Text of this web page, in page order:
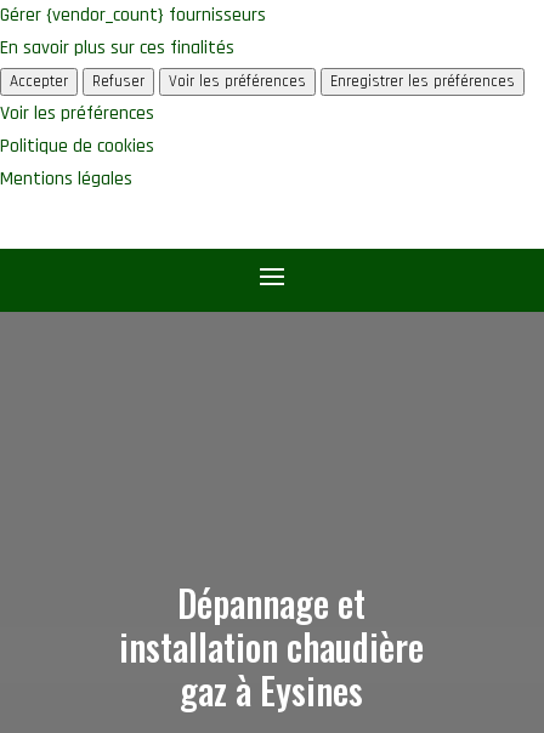
Gérer {vendor_count} fournisseurs
En savoir plus sur ces finalités
Accepter Refuser Voir les préférences Enregistrer les préférences
Voir les préférences
Politique de cookies
Mentions légales
Dépannage et
installation chaudière
gaz à Eysines